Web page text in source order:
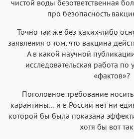
чистой воды безответственная
про безопасность
Точно так же без каких-либо
заявления о том, что вакцина
А в какой научной
исследовательская работа по
«фактов»?
Поголовное требование
карантины… и в России нет ни
которой бы была показана
хотя бы вот